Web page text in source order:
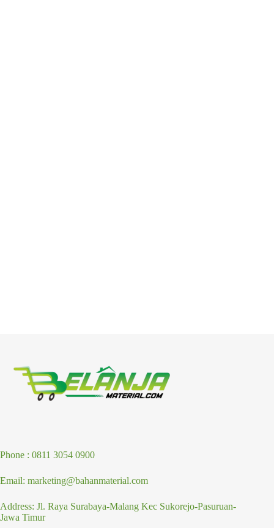
Phone : 0811 3054 0900
Email: marketing@bahanmaterial.com
Address: Jl. Raya Surabaya-Malang Kec Sukorejo-Pasuruan-
Jawa Timur